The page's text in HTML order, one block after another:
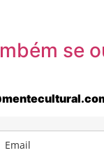
se